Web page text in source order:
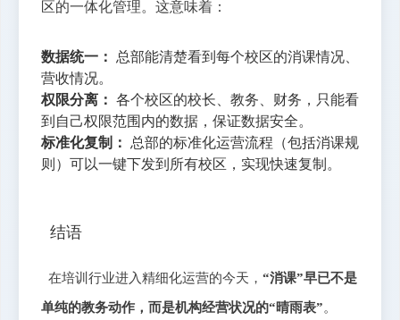
区的一体化管理。这意味着：
数据统一：
总部能清楚看到每个校区的消课情况、
营收情况。
权限分离： 各个校区的校长、教务、财务，只能看
到自己权限范围内的数据，保证数据安全。
标准化复制：
总部的标准化运营流程（包括消课规
则）可以一键下发到所有校区，实现快速复制。
结语
在培训行业进入精细化运营的今天， “消课”早已不是
单纯的教务动作，而是机构经营状况的“晴雨表”。